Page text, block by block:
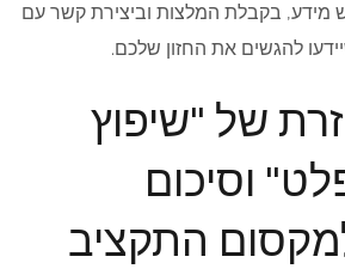
מידע, בקבלת המלצות וביצירת קשר עם
להגשים את החזון שלכם.
של "שיפוץ
וסיכום
התקציב